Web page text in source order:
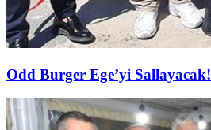
Odd Burger Ege’yi Sallayacak!